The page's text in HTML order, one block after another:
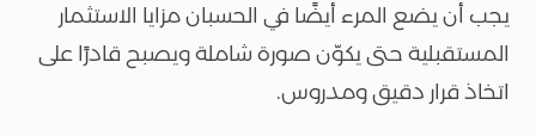
يجب أن يضع المرء أيضًا في الحسبان مزايا الاستثمار
المستقبلية حتى يكوّن صورة شاملة ويصبح قادرًا على
اتخاذ قرار دقيق ومدروس.